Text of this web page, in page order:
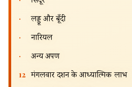
· लड्डू और बूँदी
· नारियल
· अन्य अर्पण
12 मंगलवार दर्शन के आध्यात्मिक लाभ